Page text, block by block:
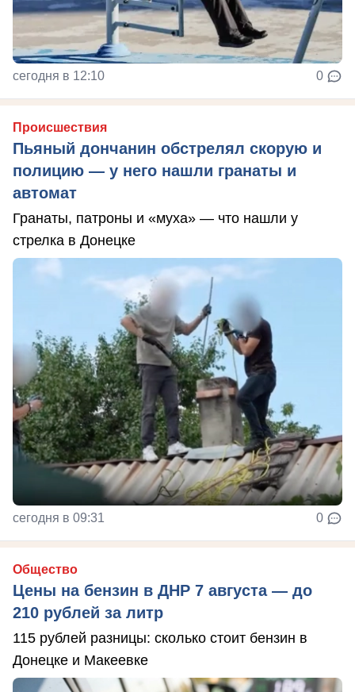
сегодня в 12:10 0
Происшествия
Пьяный дончанин обстрелял скорую и
полицию — у него нашли гранаты и
автомат
Гранаты, патроны и «муха» — что нашли у
стрелка в Донецке
сегодня в 09:31 0
Общество
Цены на бензин в ДНР 7 августа — до
210 рублей за литр
115 рублей разницы: сколько стоит бензин в
Донецке и Макеевке